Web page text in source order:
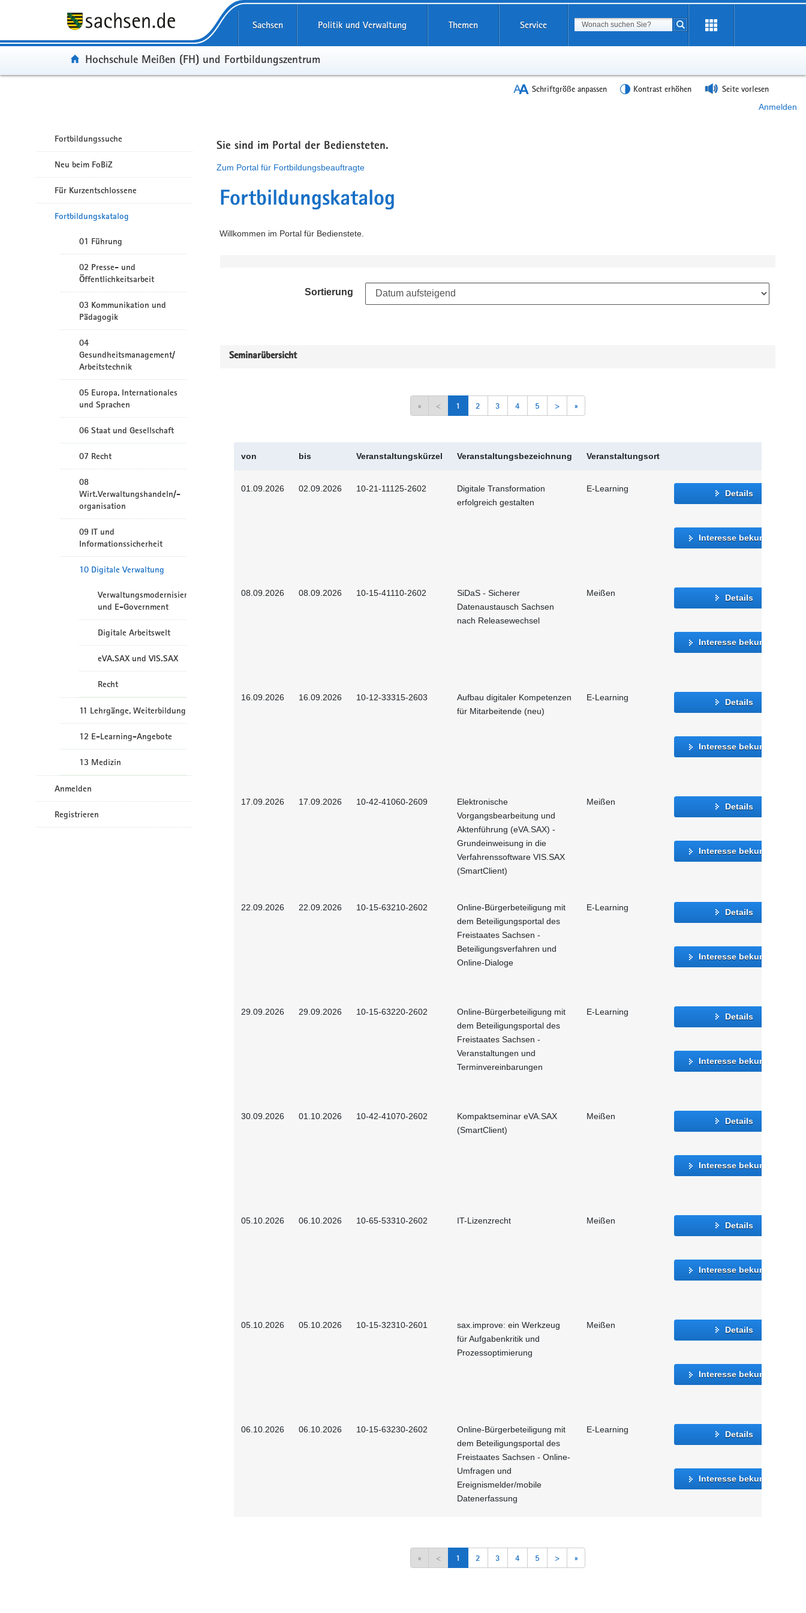
Sachsen Politik und Verwaltung Themen Service Suchbegriff
Suche starten
Portal:
Hochschule Meißen (FH) und Fortbildungszentrum
Schriftgröße anpassen Kontrast erhöhen Seite vorlesen
Anmelden
Fortbildungssuche
Neu beim FoBiZ
Für Kurzentschlossene
Fortbildungskatalog
01 Führung
02 Presse- und
Öffentlichkeitsarbeit
03 Kommunikation und
Pädagogik
04
Gesundheitsmanagement/
Arbeitstechnik
05 Europa, Internationales
und Sprachen
06 Staat und Gesellschaft
07 Recht
08
Wirt.Verwaltungshandeln/-
organisation
09 IT und
Informationssicherheit
10 Digitale Verwaltung
Verwaltungsmodernisierung
und E-Government
Digitale Arbeitswelt
eVA.SAX und VIS.SAX
Recht
11 Lehrgänge, Weiterbildung
12 E-Learning-Angebote
13 Medizin
Anmelden
Registrieren
Sie sind im Portal der Bediensteten.
Zum Portal für Fortbildungsbeauftragte
Fortbildungskatalog
Willkommen im Portal für Bedienstete.
Sortierung
Seminarübersicht
« < 1 2 3 4 5 > »
von bis Veranstaltungskürzel Veranstaltungsbezeichnung Veranstaltungsort
01.09.2026 02.09.2026 10-21-11125-2602
Digitale Transformation
erfolgreich gestalten
E-Learning Details
Interesse bekunden
08.09.2026 08.09.2026 10-15-41110-2602
SiDaS - Sicherer
Datenaustausch Sachsen
nach Releasewechsel
Meißen Details
Interesse bekunden
16.09.2026 16.09.2026 10-12-33315-2603
Aufbau digitaler Kompetenzen
für Mitarbeitende (neu)
E-Learning Details
Interesse bekunden
17.09.2026 17.09.2026 10-42-41060-2609
Elektronische
Vorgangsbearbeitung und
Aktenführung (eVA.SAX) -
Grundeinweisung in die
Verfahrenssoftware VIS.SAX
(SmartClient)
Meißen Details
Interesse bekunden
22.09.2026 22.09.2026 10-15-63210-2602
Online-Bürgerbeteiligung mit
dem Beteiligungsportal des
Freistaates Sachsen -
Beteiligungsverfahren und
Online-Dialoge
E-Learning Details
Interesse bekunden
29.09.2026 29.09.2026 10-15-63220-2602
Online-Bürgerbeteiligung mit
dem Beteiligungsportal des
Freistaates Sachsen -
Veranstaltungen und
Terminvereinbarungen
E-Learning Details
Interesse bekunden
30.09.2026 01.10.2026 10-42-41070-2602
Kompaktseminar eVA.SAX
(SmartClient)
Meißen Details
Interesse bekunden
05.10.2026 06.10.2026 10-65-53310-2602 IT-Lizenzrecht Meißen Details
Interesse bekunden
05.10.2026 05.10.2026 10-15-32310-2601
sax.improve: ein Werkzeug
für Aufgabenkritik und
Prozessoptimierung
Meißen Details
Interesse bekunden
06.10.2026 06.10.2026 10-15-63230-2602
Online-Bürgerbeteiligung mit
dem Beteiligungsportal des
Freistaates Sachsen - Online-
Umfragen und
Ereignismelder/mobile
Datenerfassung
E-Learning Details
Interesse bekunden
« < 1 2 3 4 5 > »